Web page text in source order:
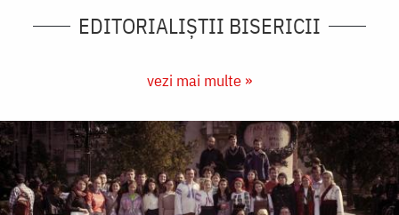
EDITORIALIȘTII BISERICII
vezi mai multe »